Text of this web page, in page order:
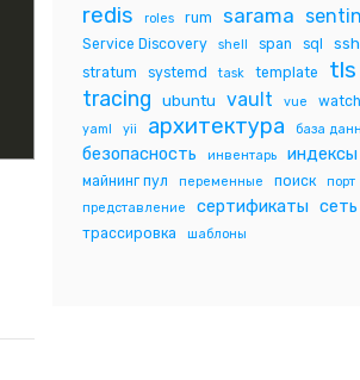
redis roles rum sarama
Service Discovery shell span sql ssh
stratum systemd task template tls
tracing ubuntu vault vue watch
yaml
yii архитектура база
безопасность инвентарь индексы
майнинг пул переменные поиск порт
представление
сертификаты сеть
трассировка шаблоны